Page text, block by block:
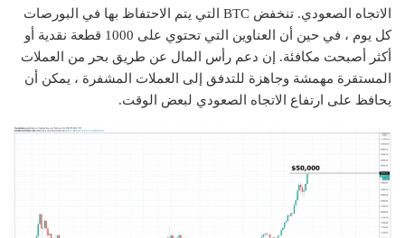
الاتجاه الصعودي. تنخفض BTC التي يتم الاحتفاظ بها في البورصات
كل يوم ، في حين أن العناوين التي تحتوي على 1000 قطعة نقدية أو
أكثر أصبحت مكافئة. إن دعم رأس المال عن طريق بحر من العملات
المستقرة مهمشة وجاهزة للتدفق إلى العملات المشفرة ، يمكن أن
يحافظ على ارتفاع الاتجاه الصعودي لبعض الوقت.